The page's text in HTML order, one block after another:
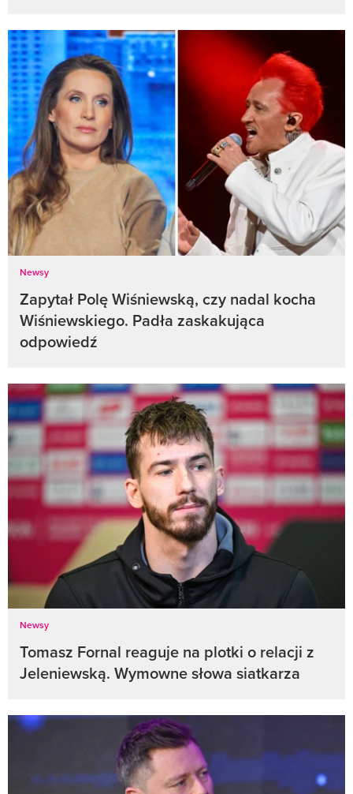
Newsy
Zapytał Polę Wiśniewską, czy nadal kocha
Wiśniewskiego. Padła zaskakująca
odpowiedź
Newsy
Tomasz Fornal reaguje na plotki o relacji z
Jeleniewską. Wymowne słowa siatkarza